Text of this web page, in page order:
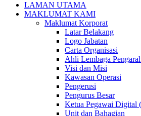
LAMAN UTAMA
MAKLUMAT KAMI
Maklumat Korporat
Latar Belakang
Logo Jabatan
Carta Organisasi
Ahli Lembaga
Visi dan Misi
Kawasan Operasi
Pengerusi
Pengurus Besar
Ketua Pegawai Digital
Unit dan Bahagian